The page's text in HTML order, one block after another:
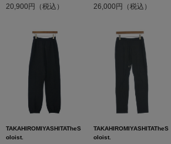
20,900円（税込） 26,000円（税込）
TAKAHIROMIYASHITATheS
oloist.
TAKAHIROMIYASHITATheS
oloist.